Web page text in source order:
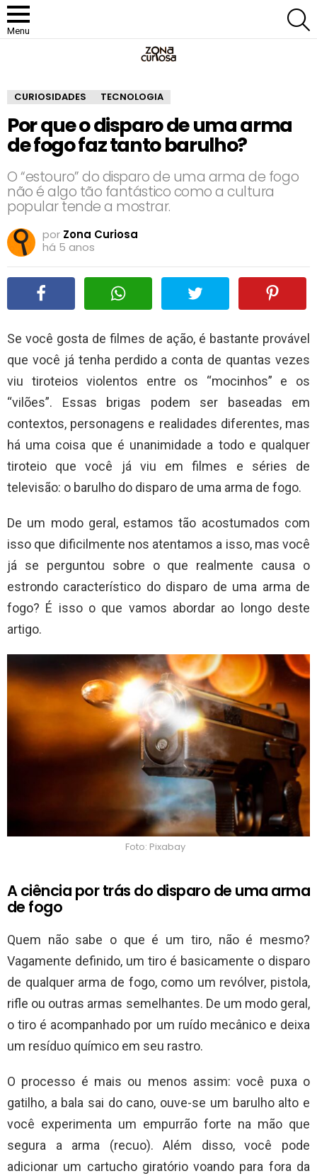
Menu
CURIOSIDADES TECNOLOGIA
Por que o disparo de uma arma
de fogo faz tanto barulho?
O “estouro” do disparo de uma arma de fogo
não é algo tão fantástico como a cultura
popular tende a mostrar.
por Zona Curiosa
há 5 anos
Se você gosta de filmes de ação, é bastante provável
que você já tenha perdido a conta de quantas vezes
viu tiroteios violentos entre os “mocinhos” e os
“vilões”. Essas brigas podem ser baseadas em
contextos, personagens e realidades diferentes, mas
há uma coisa que é unanimidade a todo e qualquer
tiroteio que você já viu em filmes e séries de
televisão: o barulho do disparo de uma arma de fogo.
De um modo geral, estamos tão acostumados com
isso que dificilmente nos atentamos a isso, mas você
já se perguntou sobre o que realmente causa o
estrondo característico do disparo de uma arma de
fogo? É isso o que vamos abordar ao longo deste
artigo.
Foto: Pixabay
A ciência por trás do disparo de uma arma
de fogo
Quem não sabe o que é um tiro, não é mesmo?
Vagamente definido, um tiro é basicamente o disparo
de qualquer arma de fogo, como um revólver, pistola,
rifle ou outras armas semelhantes. De um modo geral,
o tiro é acompanhado por um ruído mecânico e deixa
um resíduo químico em seu rastro.
O processo é mais ou menos assim: você puxa o
gatilho, a bala sai do cano, ouve-se um barulho alto e
você experimenta um empurrão forte na mão que
segura a arma (recuo). Além disso, você pode
adicionar um cartucho giratório voando para fora da